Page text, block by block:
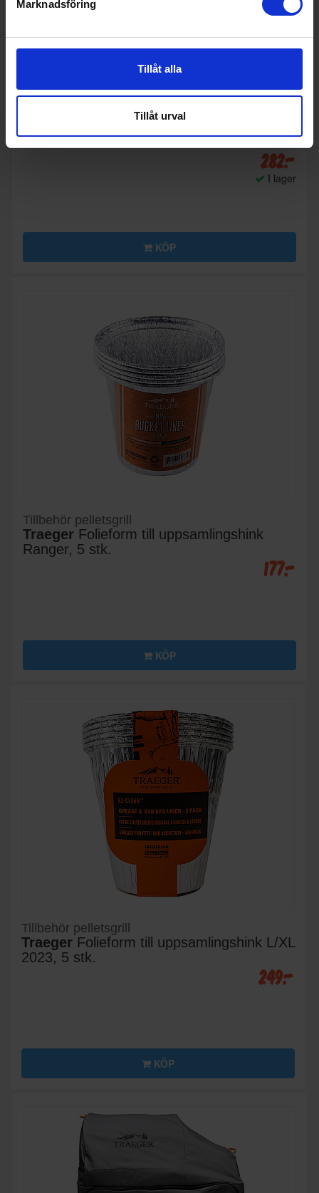
Marknadsföring
Tillåt alla
Tillåt urval
282:-
I lager
KÖP
Tillbehör pelletsgrill
Traeger Folieform till uppsamlingshink
Ranger, 5 stk.
177:-
KÖP
Tillbehör pelletsgrill
Traeger Folieform till uppsamlingshink L/XL
2023, 5 stk.
249:-
KÖP